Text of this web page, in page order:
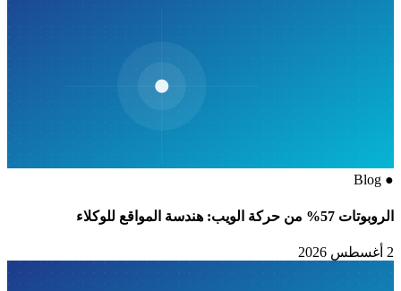
●
Blog
الروبوتات 57% من حركة الويب: هندسة المواقع للوكلاء